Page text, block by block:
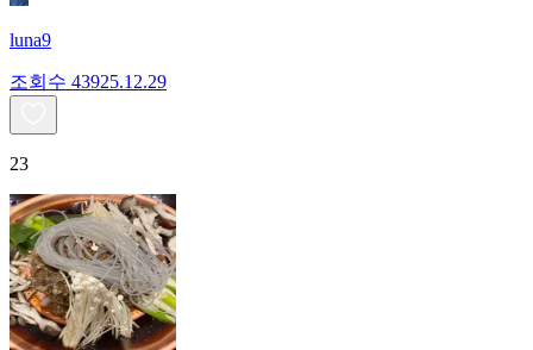
luna9
조회수 43925.12.29
23